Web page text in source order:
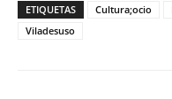
ETIQUETAS Cultura;ocio
Viladesuso